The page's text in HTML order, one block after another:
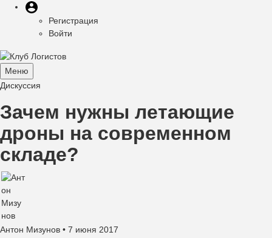
Меню
учётной
записи
пользователя
пользователя
Регистрация
Войти
Меню
Toggle
Дискуссия
Зачем нужны летающие
дроны на современном
складе?
Антон Мизунов • 7 июня 2017